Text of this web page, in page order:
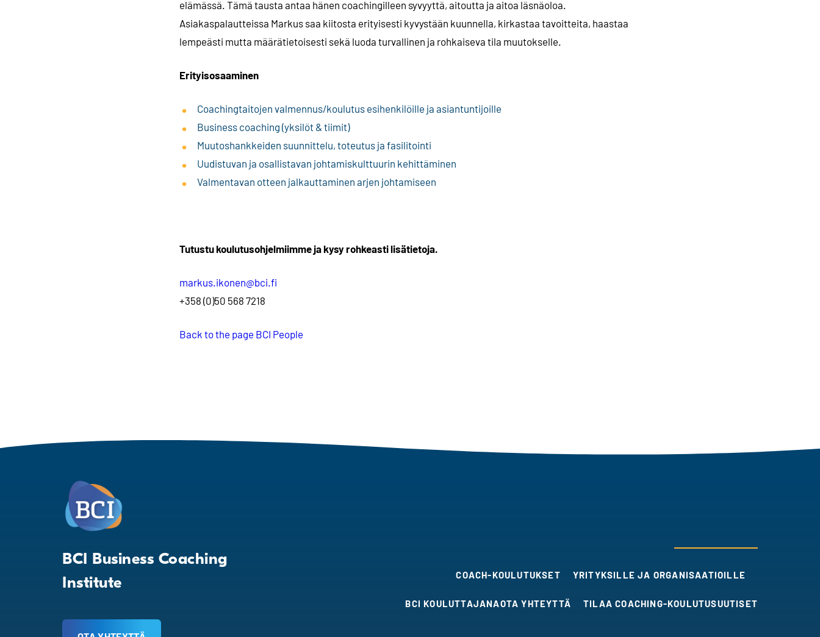
elämässä. Tämä tausta antaa hänen coachingilleen syvyyttä, aitoutta ja aitoa läsnäoloa.
Asiakaspalautteissa Markus saa kiitosta erityisesti kyvystään kuunnella, kirkastaa tavoitteita, haastaa
lempeästi mutta määrätietoisesti sekä luoda turvallinen ja rohkaiseva tila muutokselle.
Erityisosaaminen
Coachingtaitojen valmennus/koulutus esihenkilöille ja asiantuntijoille
Business coaching (yksilöt & tiimit)
Muutoshankkeiden suunnittelu, toteutus ja fasilitointi
Uudistuvan ja osallistavan johtamiskulttuurin kehittäminen
Valmentavan otteen jalkauttaminen arjen johtamiseen
Tutustu koulutusohjelmiimme ja kysy rohkeasti lisätietoja.
markus.ikonen@bci.fi
+358 (0)50 568 7218
Back to the page BCI People
BCI Business Coaching
Institute
COACH-KOULUTUKSET YRITYKSILLE JA ORGANISAATIOILLE
BCI KOULUTTAJANAOTA YHTEYTTÄ TILAA COACHING-KOULUTUSUUTISET